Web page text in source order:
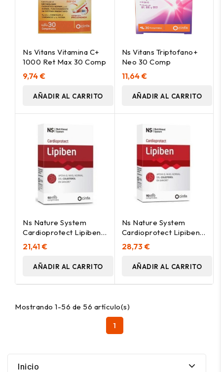
Ns Vitans Vitamina C+
1000 Ret Max 30 Comp
9,74 €
AÑADIR AL CARRITO
Ns Vitans Triptofano+
Neo 30 Comp
11,64 €
AÑADIR AL CARRITO
Ns Nature System
Cardioprotect Lipiben
60Caps
21,41 €
AÑADIR AL CARRITO
Ns Nature System
Cardioprotect Lipiben
90Comp
28,73 €
AÑADIR AL CARRITO
Mostrando 1-56 de 56 artículo(s)
1
Inicio